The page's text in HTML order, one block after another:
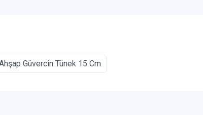
Güvercin Tünek 15 Cm